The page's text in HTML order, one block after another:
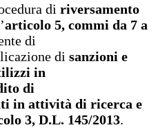
di riversamento
articolo 5, commi da 7 a
di
di sanzioni e
in
di
in attività di ricerca e
3, D.L. 145/2013.